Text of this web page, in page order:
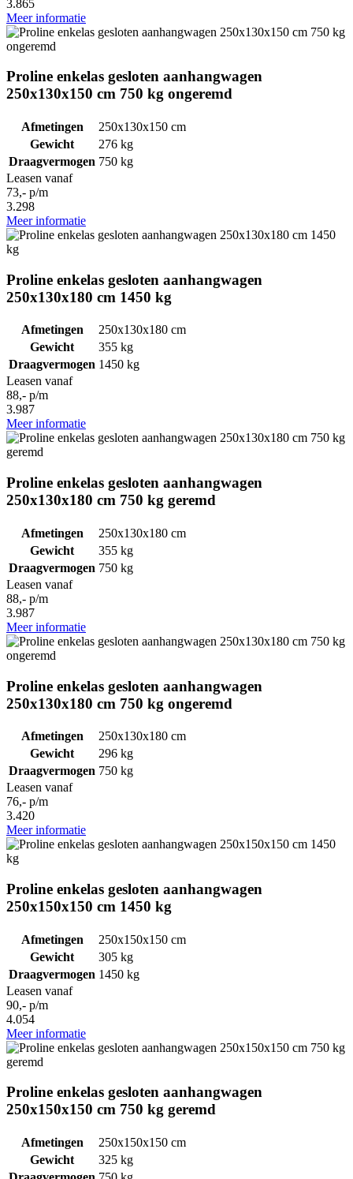
3.865
Meer informatie
Proline enkelas gesloten aanhangwagen
250x130x150 cm 750 kg ongeremd
Afmetingen
250x130x150 cm
Gewicht
276 kg
Draagvermogen 750 kg
Leasen vanaf
73,- p/m
3.298
Meer informatie
Proline enkelas gesloten aanhangwagen
250x130x180 cm 1450 kg
Afmetingen
250x130x180 cm
Gewicht
355 kg
Draagvermogen 1450 kg
Leasen vanaf
88,- p/m
3.987
Meer informatie
Proline enkelas gesloten aanhangwagen
250x130x180 cm 750 kg geremd
Afmetingen
250x130x180 cm
Gewicht
355 kg
Draagvermogen 750 kg
Leasen vanaf
88,- p/m
3.987
Meer informatie
Proline enkelas gesloten aanhangwagen
250x130x180 cm 750 kg ongeremd
Afmetingen
250x130x180 cm
Gewicht
296 kg
Draagvermogen 750 kg
Leasen vanaf
76,- p/m
3.420
Meer informatie
Proline enkelas gesloten aanhangwagen
250x150x150 cm 1450 kg
Afmetingen
250x150x150 cm
Gewicht
305 kg
Draagvermogen 1450 kg
Leasen vanaf
90,- p/m
4.054
Meer informatie
Proline enkelas gesloten aanhangwagen
250x150x150 cm 750 kg geremd
Afmetingen
250x150x150 cm
Gewicht
325 kg